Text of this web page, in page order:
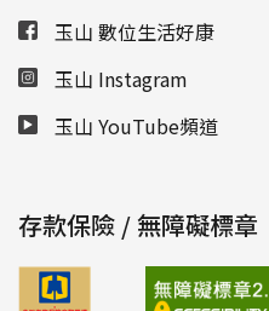
玉山 數位生活好康
玉山 Instagram
玉山 YouTube頻道
存款保險 / 無障礙標章